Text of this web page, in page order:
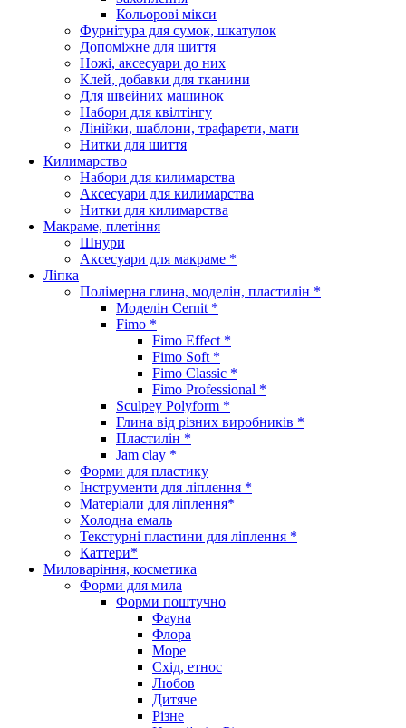
Кольорові мікси
Фурнітура для сумок, шкатулок
Допоміжне для шиття
Ножі, аксесуари до них
Клей, добавки для тканини
Для швейних машинок
Набори для квілтінгу
Лінійки, шаблони, трафарети, мати
Нитки для шиття
Килимарство
Набори для килимарства
Аксесуари для килимарства
Нитки для килимарства
Макраме, плетіння
Шнури
Аксесуари для макраме *
Ліпка
Полімерна глина, моделін, пластилін *
Моделін Cernit *
Fimo *
Fimo Effect *
Fimo Soft *
Fimo Classic *
Fimo Professional *
Sculpey Polyform *
Глина від різних виробників *
Пластилін *
Jam clay *
Форми для пластику
Інструменти для ліплення *
Матеріали для ліплення*
Холодна емаль
Текстурні пластини для ліплення *
Каттери*
Миловаріння, косметика
Форми для мила
Форми поштучно
Фауна
Флора
Море
Схід, етнос
Любов
Дитяче
Різне